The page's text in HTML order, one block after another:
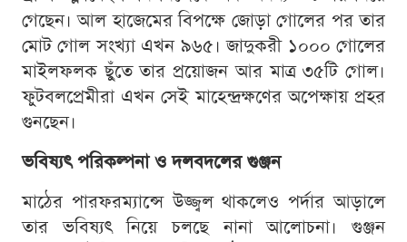
গেছেন। আল হাজেমের বিপক্ষে জোড়া গোলের পর তার
মোট গোল সংখ্যা এখন ৯৬৫। জাদুকরী ১০০০ গোলের
মাইলফলক ছুঁতে তার প্রয়োজন আর মাত্র ৩৫টি গোল।
ফুটবলপ্রেমীরা এখন সেই মাহেন্দ্রক্ষণের অপেক্ষায় প্রহর
গুনছেন।
ভবিষ্যৎ পরিকল্পনা ও দলবদলের গুঞ্জন
মাঠের পারফরম্যান্সে উজ্জ্বল থাকলেও পর্দার আড়ালে
তার ভবিষ্যৎ নিয়ে চলছে নানা আলোচনা। গুঞ্জন